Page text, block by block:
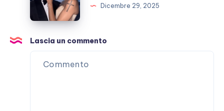
finita?
E
Marracash?
Dicembre 29, 2025
Lascia un commento